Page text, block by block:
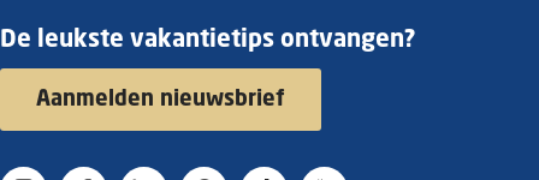
e
n
i
De leukste vakantietips ontvangen?
Aanmelden nieuwsbrief